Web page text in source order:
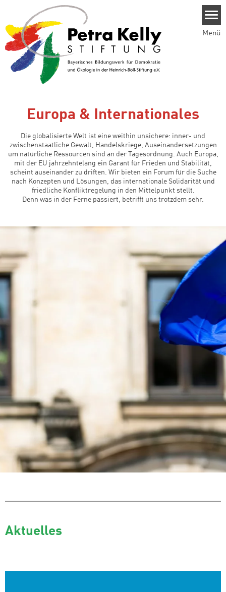
Menü
Europa & Internationales
Die globalisierte Welt ist eine weithin unsichere: inner- und
zwischenstaatliche Gewalt, Handelskriege, Auseinandersetzungen
um natürliche Ressourcen sind an der Tagesordnung. Auch Europa,
mit der EU jahrzehntelang ein Garant für Frieden und Stabilität,
scheint auseinander zu driften. Wir bieten ein Forum für die Suche
nach Konzepten und Lösungen, das internationale Solidarität und
friedliche Konfliktregelung in den Mittelpunkt stellt.
Denn was in der Ferne passiert, betrifft uns trotzdem sehr.
Aktuelles